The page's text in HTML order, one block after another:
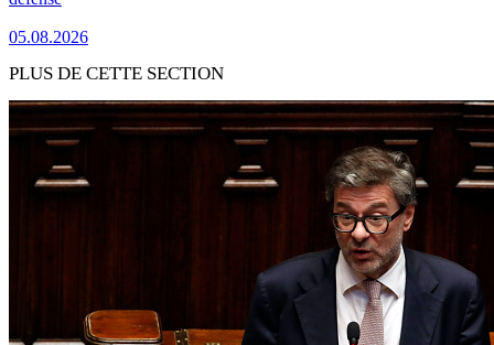
05.08.2026
PLUS DE CETTE SECTION